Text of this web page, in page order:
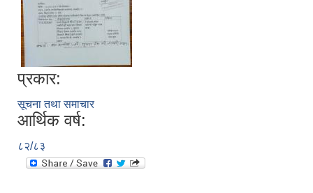
प्रकार:
सूचना तथा समाचार
आर्थिक वर्ष:
८२/८३